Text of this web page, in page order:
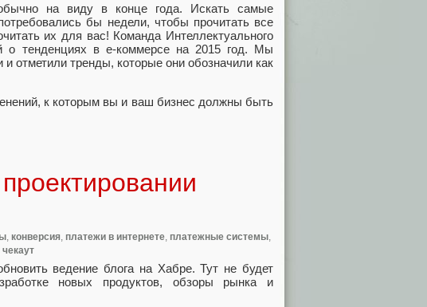
на виду в конце года. Искать самые
бы недели, чтобы прочитать все
их для вас! Команда Интеллектуального
о тенденциях в е-коммерсе на 2015 год. Мы
и отметили тренды, которые они обозначили как
к которым вы и ваш бизнес должны быть
, конверсия, платежи в интернете, платежные системы,
чекаут
ведение блога на Хабре. Тут не будет
новых продуктов, обзоры рынка и